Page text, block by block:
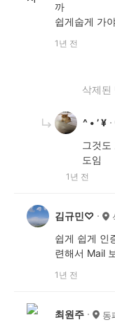
까
쉽게숩게 가
1년 전
삭제된
^ • ’ ¥
그것
도임
1년 전
김규민♡
쉽게 쉽게 인
련해서 Mail
1년 전
최원주 동